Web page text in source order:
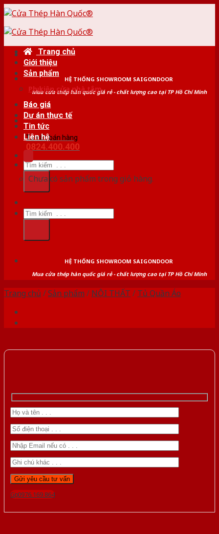
Skip
content
HỆ THỐNG SHOWROOM SAIGONDOOR
Mua cửa thép hàn quốc giá rẻ - chất lượng cao tại TP Hồ Chí Minh
Tư vấn bán hàng
0824.400.400
Tìm
kiếm:
Trang chủ
Giới thiệu
Sản phẩm
Phụ kiện cửa nhà tắm
Báo giá
Dự án thực tế
Tin tức
Liên hệ
Chưa có sản phẩm trong giỏ hàng.
Tìm
kiếm:
HỆ THỐNG SHOWROOM SAIGONDOOR
Mua cửa thép hàn quốc giá rẻ - chất lượng cao tại TP Hồ Chí Minh
Trang chủ /Sản phẩm / NỘI THẤT / Tủ Quần Áo
Gọi 0976.169.864